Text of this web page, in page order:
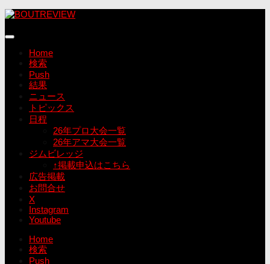
コ
テ
Home
検索
Push
結果
ニュース
トピックス
日程
26年プロ大会一覧
26年アマ大会一覧
ジムビレッジ
↑掲載申込はこちら
広告掲載
お問合せ
X
Instagram
Youtube
Home
検索
Push